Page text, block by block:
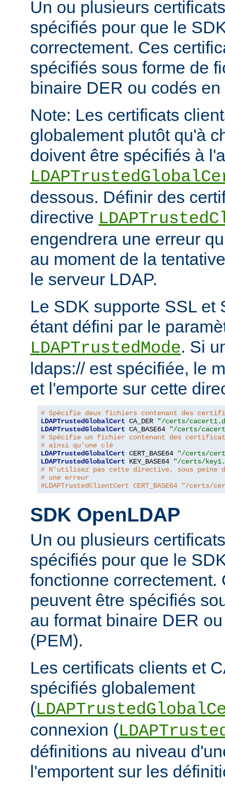
Un ou plusieurs
spécifiés pour que le
correctement. Ces
spécifiés sous forme de
binaire DER ou codés
Note: Les certificats
globalement plutôt qu'à
doivent être spécifiés à
dessous. Définir des
directive
engendrera une erreur
au moment de la
le serveur LDAP.
Le SDK supporte SSL et
étant défini par le
LDAPTrustedMode. Si
ldaps:// est spécifiée, le
et l'emporte sur cette
# Spécifie deux fichiers contenant des
LDAPTrustedGlobalCert CA_DER
"/certs/
LDAPTrustedGlobalCert CA_BASE64
"/certs/
# Spécifie un fichier contenant des
# ainsi qu'une clé
LDAPTrustedGlobalCert CERT_BASE64
"/certs/
LDAPTrustedGlobalCert KEY_BASE64
"/certs/
# N'utilisez pas cette directive, sous peine
# une erreur
#LDAPTrustedClientCert CERT_BASE64 "/certs/
SDK OpenLDAP
Un ou plusieurs
spécifiés pour que le
fonctionne correctement.
peuvent être spécifiés
au format binaire DER
(PEM).
Les certificats clients et
spécifiés globalement
(
connexion (
définitions au niveau
l'emportent sur les